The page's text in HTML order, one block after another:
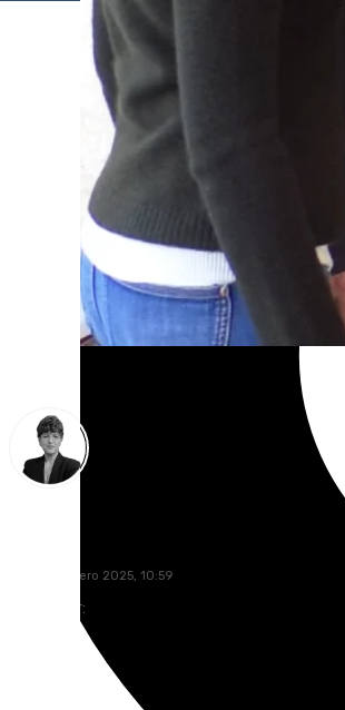
lunes, 13 enero 2025, 10:59
Compartir: